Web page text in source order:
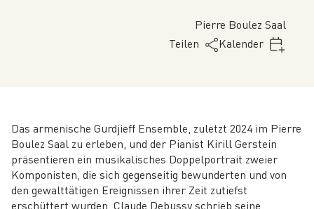
Pierre Boulez Saal
Teilen
Kalender
Das armenische Gurdjieff Ensemble, zuletzt 2024 im Pierre
Boulez Saal zu erleben, und der Pianist Kirill Gerstein
präsentieren ein musikalisches Doppelportrait zweier
Komponisten, die sich gegenseitig bewunderten und von
den gewalttätigen Ereignissen ihrer Zeit zutiefst
erschüttert wurden. Claude Debussy schrieb seine